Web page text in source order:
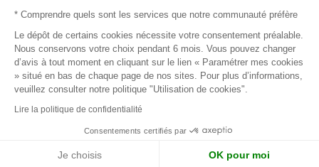
Mentions légales
Conditions commerciales
Piano Analytics
* Comprendre quels sont les services que notre communauté préfère
Le dépôt de certains cookies nécessite votre consentement préalable.
Nous conservons votre choix pendant 6 mois. Vous pouvez changer
d’avis à tout moment en cliquant sur le lien « Paramétrer mes cookies
» situé en bas de chaque page de nos sites. Pour plus d’informations,
veuillez consulter notre politique "Utilisation de cookies".
Lire la politique de confidentialité
Consentements certifiés par
Je choisis OK pour moi